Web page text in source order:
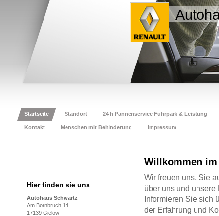
Startseite Standort 24 h Pannenservice Fuhrpark & Leistung
Kontakt Menschen mit Behinderung Impressum
Hier finden sie uns
Autohaus Schwartz
Am Bornbruch 14
17139 Gielow
Willkommen
Wir freuen uns, Sie
über uns und unsere
Informieren Sie sich
der Erfahrung und